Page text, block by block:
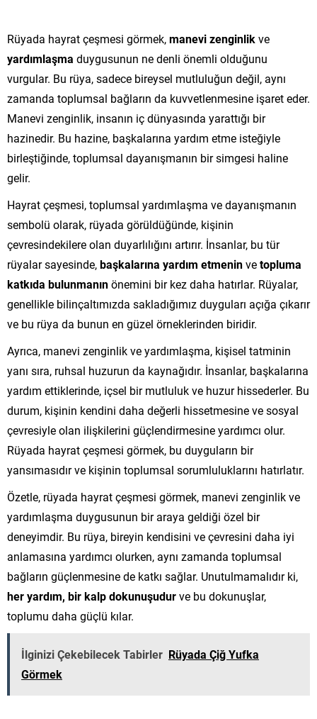
Rüyada hayrat çeşmesi görmek,manevi zenginlikve
yardımlaşma duygusunun ne denli önemli olduğunu
vurgular. Bu rüya, sadece bireysel mutluluğun değil, aynı
zamanda toplumsal bağların da kuvvetlenmesine işaret eder.
Manevi zenginlik, insanın iç dünyasında yarattığı bir
hazinedir. Bu hazine, başkalarına yardım etme isteğiyle
birleştiğinde, toplumsal dayanışmanın bir simgesi haline
gelir.
Hayrat çeşmesi, toplumsal yardımlaşma ve dayanışmanın
sembolü olarak, rüyada görüldüğünde, kişinin
çevresindekilere olan duyarlılığını artırır. İnsanlar, bu tür
rüyalar sayesinde,başkalarına yardım etmeninvetopluma
katkıda bulunmanınönemini bir kez daha hatırlar. Rüyalar,
genellikle bilinçaltımızda sakladığımız duyguları açığa çıkarır
ve bu rüya da bunun en güzel örneklerinden biridir.
Ayrıca, manevi zenginlik ve yardımlaşma, kişisel tatminin
yanı sıra, ruhsal huzurun da kaynağıdır. İnsanlar, başkalarına
yardım ettiklerinde, içsel bir mutluluk ve huzur hissederler. Bu
durum, kişinin kendini daha değerli hissetmesine ve sosyal
çevresiyle olan ilişkilerini güçlendirmesine yardımcı olur.
Rüyada hayrat çeşmesi görmek, bu duyguların bir
yansımasıdır ve kişinin toplumsal sorumluluklarını hatırlatır.
Özetle, rüyada hayrat çeşmesi görmek, manevi zenginlik ve
yardımlaşma duygusunun bir araya geldiği özel bir
deneyimdir. Bu rüya, bireyin kendisini ve çevresini daha iyi
anlamasına yardımcı olurken, aynı zamanda toplumsal
bağların güçlenmesine de katkı sağlar. Unutulmamalıdır ki,
her yardım, bir kalp dokunuşudurve bu dokunuşlar,
toplumu daha güçlü kılar.
İlginizi Çekebilecek Tabirler Rüyada Çiğ Yufka
Görmek